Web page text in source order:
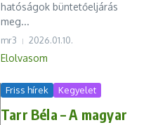
hatóságok büntetőeljárás
meg...
mr3 2026.01.10.
Elolvasom
Friss hírek Kegyelet
Tarr Béla – A magyar